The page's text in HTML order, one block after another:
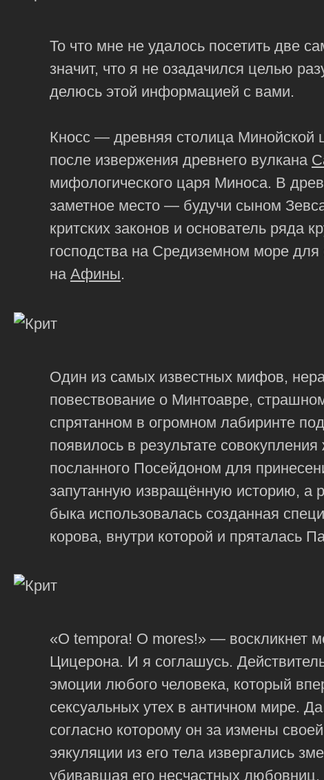
То что мне не удалось посетить две
значит, что я не озадачился целью
делюсь этой информацией с вами.
Кносс — древняя столица Минойской
после извержения древнего вулкана
мифологического царя Миноса. В
заметное место — будучи сыном
критских законов и основатель ряда
господства на Средиземном море
на Афины.
Один из самых известных мифов,
повествование о Минтоавре,
спрятанном в огромном лабиринте
появилось в результате
посланного Посейдоном для
запутанную извращённую историю, а
быка использовалась созданная
корова, внутри которой и пряталась
«O tempora! O mores!» — воскликнет
Цицерона. И я соглашусь.
эмоции любого человека, который
сексуальных утех в античном мире.
согласно которому он за измены
эякуляции из его тела извергались
убивавшая его несчастных любовниц.